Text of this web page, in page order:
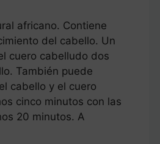
africano. Contiene
del cabello. Un
cuero cabelludo dos
También puede
cabello y el cuero
cinco minutos con las
20 minutos. A